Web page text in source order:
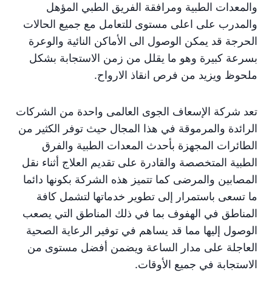
والمعدات الطبية ومرافقة الفريق الطبي المؤهل
والمدرب على اعلى مستوى للتعامل مع جميع الحالات
الحرجة قد يمكن الوصول الى الأماكن النائية والوعرة
بسرعة كبيرة وهو ما يقلل من زمن الاستجابة بشكل
ملحوظ ويزيد من فرص انقاذ الارواح.
تعد شركة الإسعاف الجوى العالمى واحدة من الشركات
الرائدة والمرموقة في هذا المجال حيث توفر الكثير من
الطائرات المجهزة بأحدث المعدات الطبية والفرق
الطبية المتخصصة والقادرة على تقديم العلاج أثناء نقل
المصابين والمرضى كما تتميز هذه الشركة بكونها دائما
ما تسعى باستمرار إلى تطوير خدماتها لتشمل كافة
المناطق في الهفوف بما في ذلك المناطق التي يصعب
الوصول إليها مما قد يساهم في توفير الرعاية الصحية
العاجلة على مدار الساعة ويضمن أفضل مستوى من
الاستجابة في جميع الأوقات.